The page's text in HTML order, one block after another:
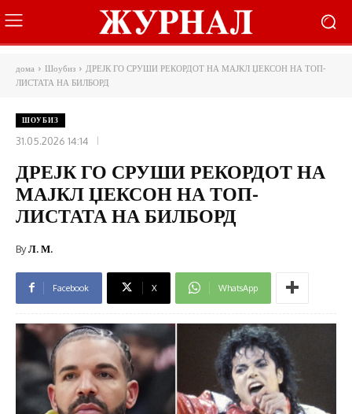
дома Шоубиз
ДРЕЈК ГО СРУШИ РЕКОРДОТ НА МАЈКЛ ЏЕКСОН НА ТОП-
ЛИСТАТА НА БИЛБОРД
ШОУБИЗ
31.05.2026 14:14
ДРЕЈК ГО СРУШИ РЕКОРДОТ НА
МАЈКЛ ЏЕКСОН НА ТОП-
ЛИСТАТА НА БИЛБОРД
ByЛ. М.
Facebook X WhatsApp